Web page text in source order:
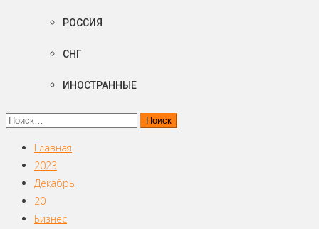
РОССИЯ
СНГ
ИНОСТРАННЫЕ
Найти:
Главная
2023
Декабрь
20
Бизнес